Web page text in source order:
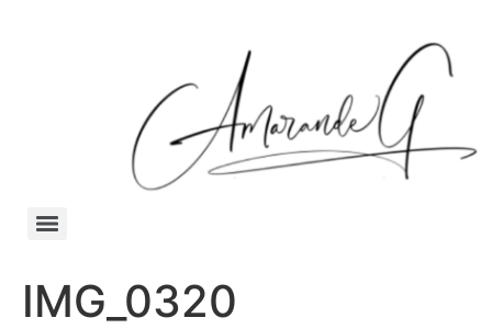
IMG_0320